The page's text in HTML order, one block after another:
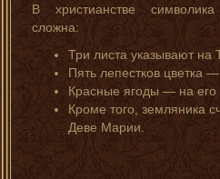
В христианстве
сложна:
Три листа указывают на
Пять лепестков цветка
Красные ягоды — на его
Кроме того, земляника
Деве Марии.